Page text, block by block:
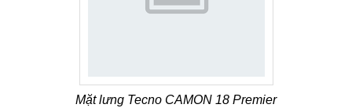
Mặt lưng Tecno CAMON 18 Premier